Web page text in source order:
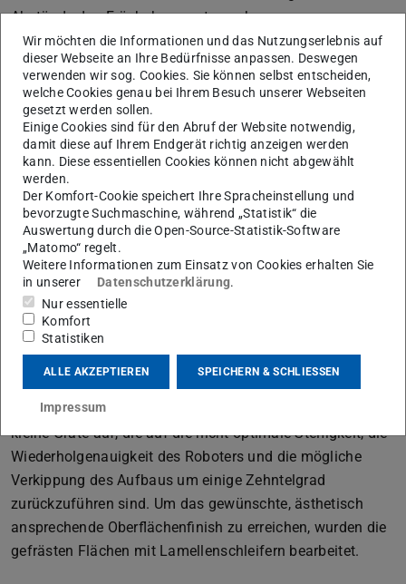
Abstände den Fräsbahnen entsprechen.
Grundprinzip der Nachbearbeitung eines mittels WAAM
gefertigten Stahlknotens zur Erzielung der Endform
Das Fräsen der vorgegebenen Bahnen erfolgt mit einer
orthogonalen Ausrichtung des Fräsers zur
von 2 mm, um die Bildung von Graten so weit wie möglich
zu vermeiden. Dennoch treten zwischen den Fräsbahnen
kleine Grate auf, die auf die nicht optimale Steifigkeit, die
Wiederholgenauigkeit des Roboters und die mögliche
Verkippung des Aufbaus um einige Zehntelgrad
zurückzuführen sind. Um das gewünschte, ästhetisch
ansprechende Oberflächenfinish zu erreichen, wurden die
gefrästen Flächen mit Lamellenschleifern bearbeitet.
Wir möchten die Informationen und das Nutzungserlebnis auf
dieser Webseite an Ihre Bedürfnisse anpassen. Deswegen
verwenden wir sog. Cookies. Sie können selbst entscheiden,
welche Cookies genau bei Ihrem Besuch unserer Webseiten
gesetzt werden sollen.
Einige Cookies sind für den Abruf der Website notwendig,
damit diese auf Ihrem Endgerät richtig anzeigen werden
kann. Diese essentiellen Cookies können nicht abgewählt
werden.
Der Komfort-Cookie speichert Ihre Spracheinstellung und
bevorzugte Suchmaschine, während „Statistik“ die
Auswertung durch die Open-Source-Statistik-Software
„Matomo“ regelt.
Weitere Informationen zum Einsatz von Cookies erhalten Sie
in unserer
Datenschutzerklärung.
Nur essentielle
Komfort
Statistiken
ALLE AKZEPTIEREN SPEICHERN & SCHLIESSEN
Impressum